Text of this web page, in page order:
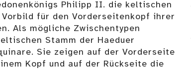
Philipp II. die keltischen
für den Vorderseitenkopf ihrer
Als mögliche Zwischentypen
Stamm der Haeduer
Sie zeigen auf der Vorderseite
Kopf und auf der Rückseite die